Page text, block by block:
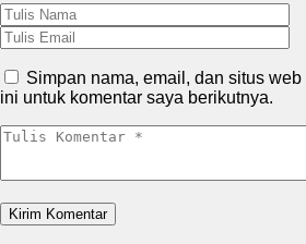
Simpan nama, email, dan situs
ini untuk komentar saya berikutnya.